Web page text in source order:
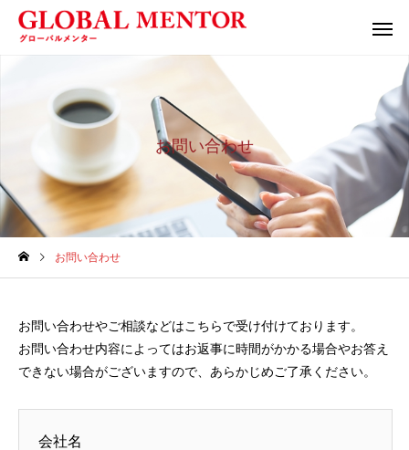
お問い合わせ
お問い合わせ
お問い合わせやご相談などはこちらで受け付けております。
お問い合わせ内容によってはお返事に時間がかかる場合やお答え
できない場合がございますので、あらかじめご了承ください。
会社名